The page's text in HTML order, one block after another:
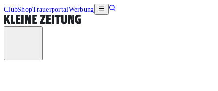
ClubShopTrauerportalWerbung